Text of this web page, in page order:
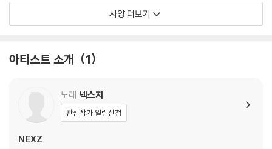
- 이미지 카드 : 1종
*인형의 양 손, 양 볼 부분에 자석이 들어있으므로 컴퓨터, 데이터 저장장
*인형 내에서 자석 위치 및 방향을 약간 조정할 수 있으며, 자석 위치에 따
라 붙는 정도가 달라질 수 있습니다
※ 본 음반에 포함된 랜덤 구성품은 동일한 확률로 구성되어 있습니다.
사양 더보기
아티스트 소개 1
노래 넥스지
관심작가 알림신청
NEXZ